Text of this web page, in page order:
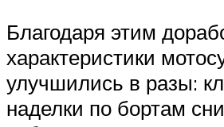
Благодаря этим
характеристики
улучшились в разы:
наделки по бортам